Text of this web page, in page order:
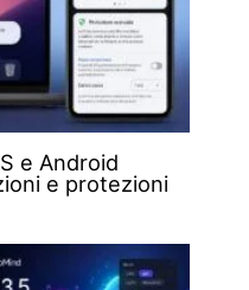
e Android
e protezioni